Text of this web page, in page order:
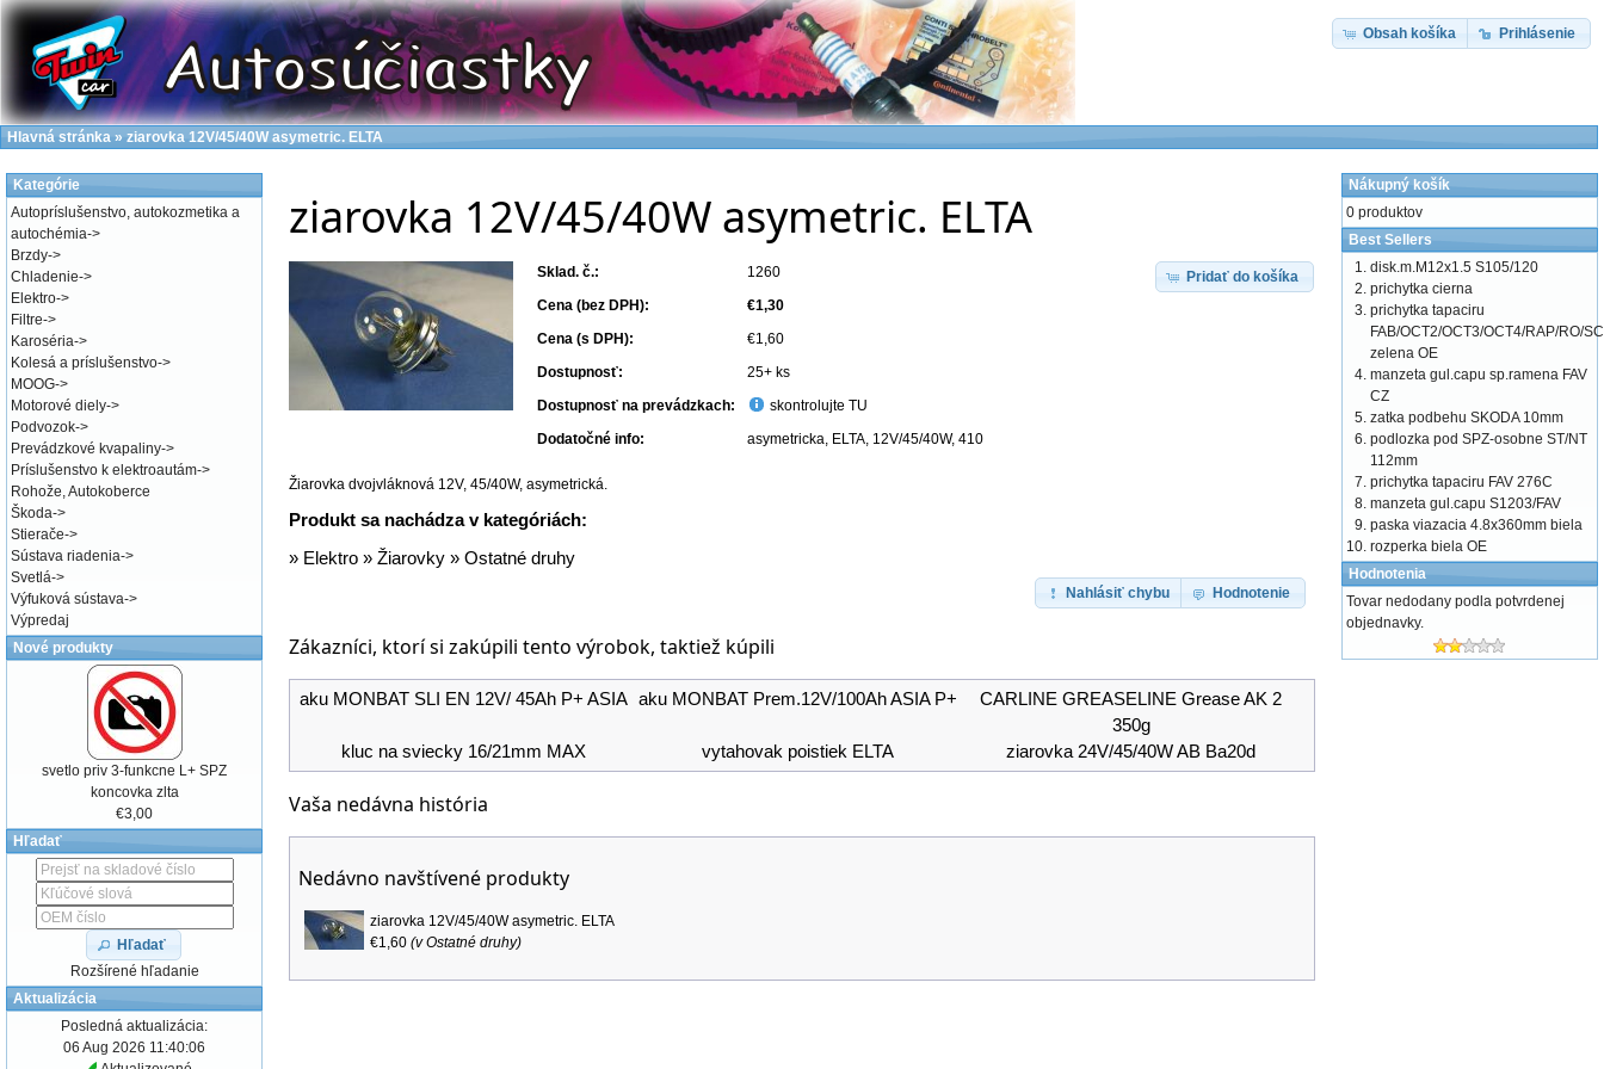
ziarovka 12V/45/40W asymetric. ELTA
Pridať do košíka
Sklad. č.:
1260
Cena (bez DPH):
€1,30
Cena (s DPH):
€1,60
Dostupnosť:
25+ ks
Dostupnosť na prevádzkach:
skontrolujte TU
Dodatočné info:
asymetricka, ELTA, 12V/45/40W, 410
Žiarovka dvojvláknová 12V, 45/40W, asymetrická.
Produkt sa nachádza v kategóriách:
» Elektro »Žiarovky »Ostatné druhy
Nahlásiť chybu Hodnotenie
Zákazníci, ktorí si zakúpili tento výrobok, taktiež kúpili
aku MONBAT SLI EN 12V/ 45Ah P+ ASIA aku MONBAT Prem.12V/100Ah ASIA P+
CARLINE GREASELINE Grease AK 2
350g
kluc na sviecky 16/21mm MAX
vytahovak poistiek ELTA ziarovka 24V/45/40W AB Ba20d
Vaša nedávna história
Nedávno navštívené produkty
ziarovka 12V/45/40W asymetric. ELTA
€1,60(vOstatné druhy)
Kategórie
Autopríslušenstvo, autokozmetika a
autochémia->
Brzdy->
Chladenie->
Elektro->
Filtre->
Karoséria->
Kolesá a príslušenstvo->
MOOG->
Motorové diely->
Podvozok->
Prevádzkové kvapaliny->
Príslušenstvo k elektroautám->
Rohože, Autokoberce
Škoda->
Stierače->
Sústava riadenia->
Svetlá->
Výfuková sústava->
Výpredaj
Nové produkty
svetlo priv 3-funkcne L+ SPZ
koncovka zlta
€3,00
Hľadať
Hľadať
Rozšírené hľadanie
Aktualizácia
Posledná aktualizácia:
06 Aug 2026 11:40:06
Nákupný košík
0 produktov
Best Sellers
disk.m.M12x1.5 S105/120
prichytka cierna
prichytka tapaciru
FAB/OCT2/OCT3/OCT4/RAP/RO/
zelena OE
manzeta gul.capu sp.ramena FAV
CZ
zatka podbehu SKODA 10mm
podlozka pod SPZ-osobne ST/NT
112mm
prichytka tapaciru FAV 276C
manzeta gul.capu S1203/FAV
paska viazacia 4.8x360mm biela
rozperka biela OE
Hodnotenia
Tovar nedodany podla potvrdenej
objednavky.
Obsah košíka Prihlásenie
Hlavná stránka » ziarovka 12V/45/40W asymetric. ELTA